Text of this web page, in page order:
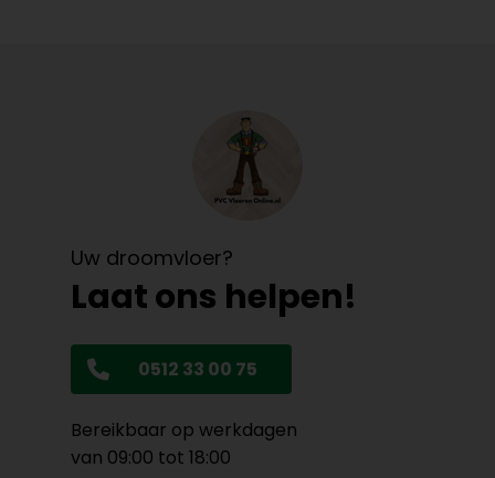
Uw droomvloer?
Laat ons helpen!
0512 33 00 75
Bereikbaar op werkdagen
van 09:00 tot 18:00